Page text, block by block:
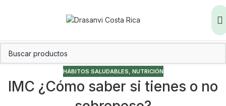
HÁBITOS SALUDABLES, NUTRICIÓN
IMC ¿Cómo saber si tienes o no